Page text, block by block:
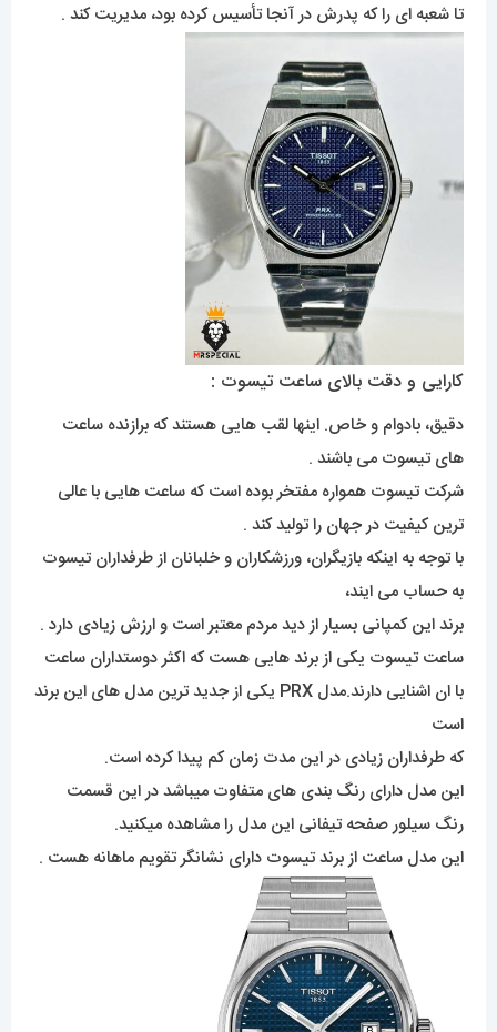
تا شعبه ای را که پدرش در آنجا تأسیس کرده بود، مدیریت کند .
کارایی و دقت بالای ساعت تیسوت :
دقیق، بادوام و خاص. اینها لقب هایی هستند که برازنده ساعت
های تیسوت می باشند .
شرکت تیسوت همواره مفتخر بوده است که ساعت هایی با عالی
ترین کیفیت در جهان را تولید کند .
با توجه به اینکه بازیگران، ورزشکاران و خلبانان از طرفداران تیسوت
به حساب می ایند،
برند این کمپانی بسیار از دید مردم معتبر است و ارزش زیادی دارد .
ساعت تیسوت یکی از برند هایی هست که اکثر دوستداران ساعت
با ان اشنایی دارند.مدل PRX یکی از جدید ترین مدل های این برند
است
که طرفداران زیادی در این مدت زمان کم پیدا کرده است.
این مدل دارای رنگ بندی های متفاوت میباشد در این قسمت
رنگ سیلور صفحه تیفانی این مدل را مشاهده میکنید.
این مدل ساعت از برند تیسوت دارای نشانگر تقویم ماهانه هست .